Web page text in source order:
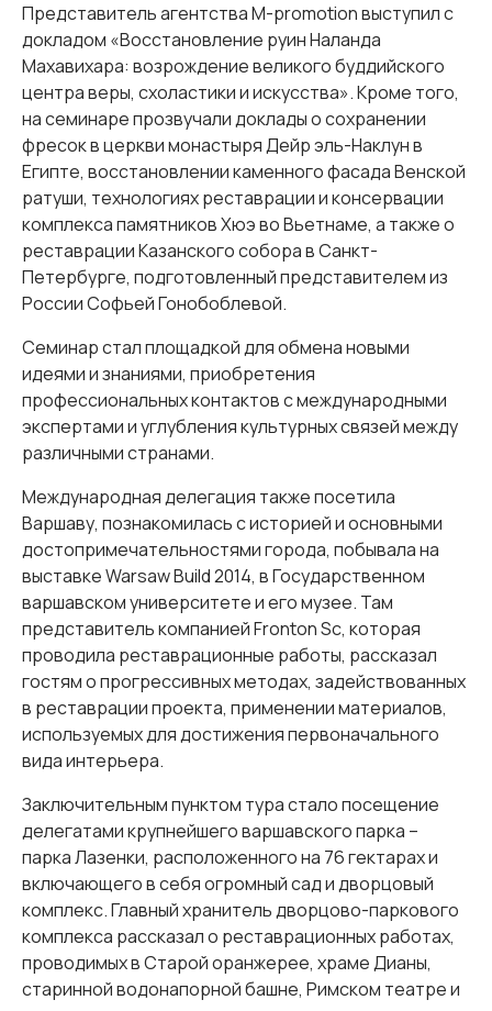
Представитель агентства M-promotion выступил с
докладом «Восстановление руин Наланда
Махавихара: возрождение великого буддийского
центра веры, схоластики и искусства». Кроме того,
на семинаре прозвучали доклады о сохранении
фресок в церкви монастыря Дейр эль-Наклун в
Египте, восстановлении каменного фасада Венской
ратуши, технологиях реставрации и консервации
комплекса памятников Хюэ во Вьетнаме, а также о
реставрации Казанского собора в Санкт-
Петербурге, подготовленный представителем из
России Софьей Гонобоблевой.
Семинар стал площадкой для обмена новыми
идеями и знаниями, приобретения
профессиональных контактов с международными
экспертами и углубления культурных связей между
различными странами.
Международная делегация также посетила
Варшаву, познакомилась с историей и основными
достопримечательностями города, побывала на
выставке Warsaw Build 2014, в Государственном
варшавском университете и его музее. Там
представитель компанией Fronton Sc, которая
проводила реставрационные работы, рассказал
гостям о прогрессивных методах, задействованных
в реставрации проекта, применении материалов,
используемых для достижения первоначального
вида интерьера.
Заключительным пунктом тура стало посещение
делегатами крупнейшего варшавского парка –
парка Лазенки, расположенного на 76 гектарах и
включающего в себя огромный сад и дворцовый
комплекс. Главный хранитель дворцово-паркового
комплекса рассказал о реставрационных работах,
проводимых в Старой оранжерее, храме Дианы,
старинной водонапорной башне, Римском театре и